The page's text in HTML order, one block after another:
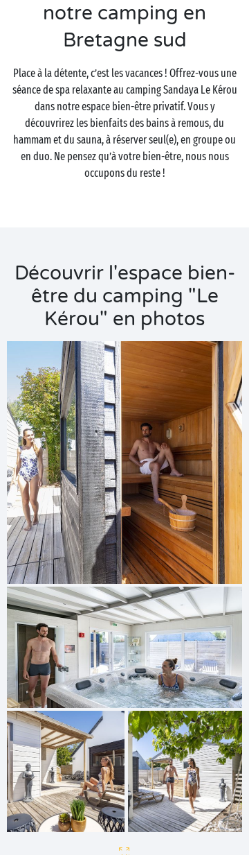
notre camping en
Bretagne sud
Place à la détente, c’est les vacances ! Offrez-vous une
séance de spa relaxante au camping Sandaya Le Kérou
dans notre espace bien-être privatif. Vous y
découvrirez les bienfaits des bains à remous, du
hammam et du sauna, à réserver seul(e), en groupe ou
en duo. Ne pensez qu’à votre bien-être, nous nous
occupons du reste !
Découvrir l'espace bien-
être du camping "Le
Kérou" en photos